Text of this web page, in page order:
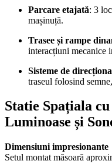
Parcare etajată: 3
mașinuță.
Trasee și rampe
interacțiuni mecanice
Sisteme de
traseul folosind
Statie Spațiala
Luminoase și
Dimensiuni impresionante
Setul montat măsoară